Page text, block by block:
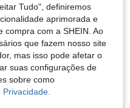
Tudo", definiremos
aprimorada e
compra com a SHEIN. Ao
que fazem nosso site
mas isso pode afetar o
suas configurações de
sobre como